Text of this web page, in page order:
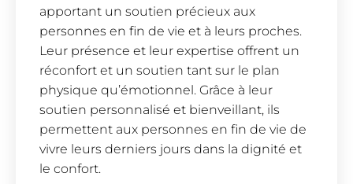
apportant un soutien précieux aux
personnes en fin de vie et à leurs proches.
Leur présence et leur expertise offrent un
réconfort et un soutien tant sur le plan
physique qu’émotionnel. Grâce à leur
soutien personnalisé et bienveillant, ils
permettent aux personnes en fin de vie de
vivre leurs derniers jours dans la dignité et
le confort.